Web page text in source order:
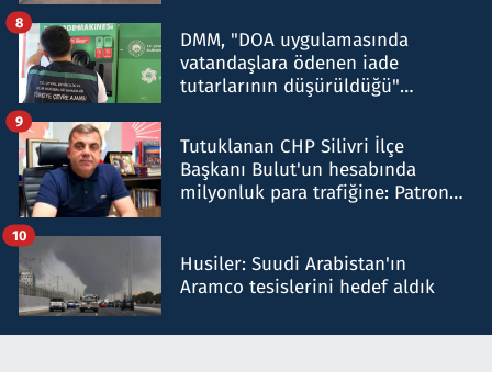
DMM, "DOA uygulamasında
vatandaşlara ödenen iade
tutarlarının düşürüldüğü"
8
Tutuklanan CHP Silivri İlçe
Başkanı Bulut'un hesabında
milyonluk para trafiğine: Patron
9
Husiler: Suudi Arabistan'ın
Aramco tesislerini hedef aldık
10